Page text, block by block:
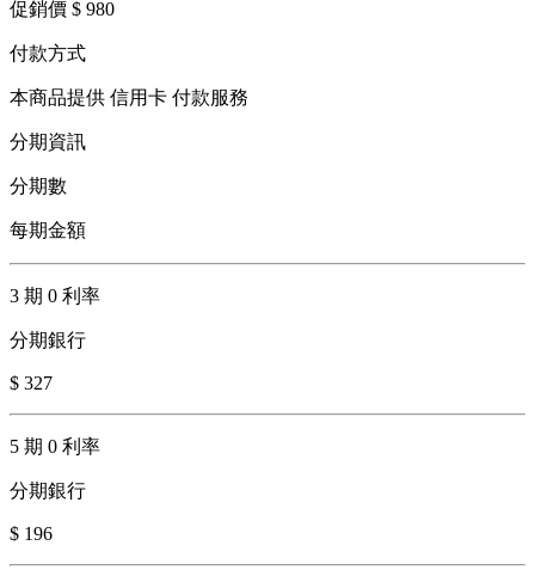
促銷價 $ 980
付款方式
本商品提供 信用卡 付款服務
分期資訊
分期數
每期金額
3 期 0 利率
分期銀行
$ 327
5 期 0 利率
分期銀行
$ 196